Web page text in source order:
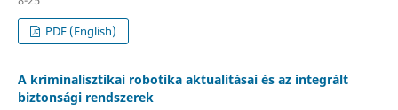
PDF (English)
A kriminalisztikai robotika aktualitásai és az integrált
biztonsági rendszerek